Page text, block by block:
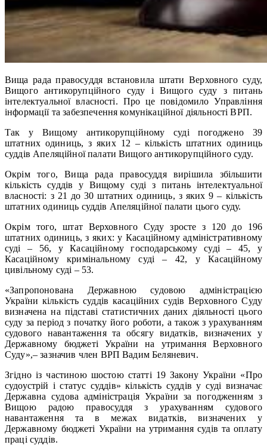
Вища рада правосуддя встановила штати Верховного суду,
Вищого антикорупційного суду і Вищого суду з питань
інтелектуальної власності. Про це повідомило Управління
інформації та забезпечення комунікаційної діяльності ВРП.
Так у Вищому антикорупційному суді погоджено 39
штатних одиниць, з яких 12 – кількість штатних одиниць
суддів Апеляційної палати Вищого антикорупційного суду.
Окрім того, Вища рада правосуддя вирішила збільшити
кількість суддів у Вищому суді з питань інтелектуальної
власності: з 21 до 30 штатних одиниць, з яких 9 – кількість
штатних одиниць суддів Апеляційної палати цього суду.
Окрім того, штат Верховного Суду зросте з 120 до 196
штатних одиниць, з яких: у Касаційному адміністративному
суді – 56, у Касаційному господарському суді – 45, у
Касаційному кримінальному суді – 42, у Касаційному
цивільному суді – 53.
«Запропонована Державною судовою адміністрацією
України кількість суддів касаційних судів Верховного Суду
визначена на підставі статистичних даних діяльності цього
суду за період з початку його роботи, а також з урахуванням
судового навантаження та обсягу видатків, визначених у
Державному бюджеті України на утримання Верховного
Суду»,– зазначив член ВРП Вадим Беляневич.
Згідно із частиною шостою статті 19 Закону України «Про
судоустрій і статус суддів» кількість суддів у суді визначає
Державна судова адміністрація України за погодженням з
Вищою радою правосуддя з урахуванням судового
навантаження та в межах видатків, визначених у
Державному бюджеті України на утримання судів та оплату
праці суддів.